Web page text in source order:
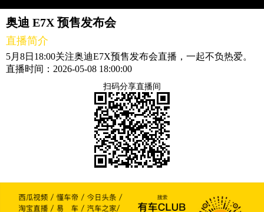
奥迪 E7X 预售发布会
直播简介
5月8日18:00关注奥迪E7X预售发布会直播，一起不负热爱。
直播时间：2026-05-08 18:00:00
扫码分享直播间